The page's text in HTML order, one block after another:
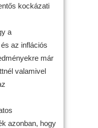
kockázati
a
az inflációs
már
valamivel
azonban, hogy